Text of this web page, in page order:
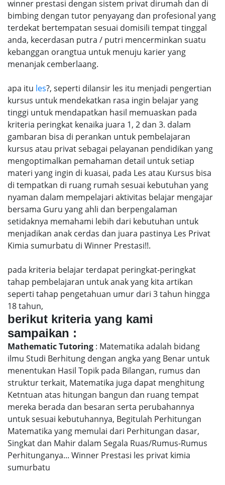
winner prestasi dengan sistem privat dirumah dan di
bimbing dengan tutor penyayang dan profesional yang
terdekat bertempatan sesuai domisili tempat tinggal
anda, kecerdasan putra / putri mencerminkan suatu
kebanggan orangtua untuk menuju karier yang
menanjak cemberlaang.
apa itu les?, seperti dilansir les itu menjadi pengertian
kursus untuk mendekatkan rasa ingin belajar yang
tinggi untuk mendapatkan hasil memuaskan pada
kriteria peringkat kenaika juara 1, 2 dan 3. dalam
gambaran bisa di perankan untuk pembelajaran
kursus atau privat sebagai pelayanan pendidikan yang
mengoptimalkan pemahaman detail untuk setiap
materi yang ingin di kuasai, pada Les atau Kursus bisa
di tempatkan di ruang rumah sesuai kebutuhan yang
nyaman dalam mempelajari aktivitas belajar mengajar
bersama Guru yang ahli dan berpengalaman
setidaknya memahami lebih dari kebutuhan untuk
menjadikan anak cerdas dan juara pastinya Les Privat
Kimia sumurbatu di Winner Prestasi!!.
pada kriteria belajar terdapat peringkat-peringkat
tahap pembelajaran untuk anak yang kita artikan
seperti tahap pengetahuan umur dari 3 tahun hingga
18 tahun,
berikut kriteria yang kami
sampaikan :
Mathematic Tutoring : Matematika adalah bidang
ilmu Studi Berhitung dengan angka yang Benar untuk
menentukan Hasil Topik pada Bilangan, rumus dan
struktur terkait, Matematika juga dapat menghitung
Ketntuan atas hitungan bangun dan ruang tempat
mereka berada dan besaran serta perubahannya
untuk sesuai kebutuhannya, Begitulah Perhitungan
Matematika yang memulai dari Perhitungan dasar,
Singkat dan Mahir dalam Segala Ruas/Rumus-Rumus
Perhitunganya... Winner Prestasi les privat kimia
sumurbatu